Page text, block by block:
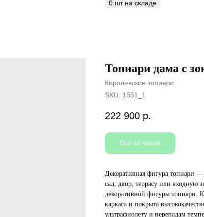
Топиари дама с
Королевские топиари
SKU: 1551_1
222 900 р.
Out of stock
Декоративная фигура топиари —
сад, двор, террасу или входную
декоративной фигуры топиари.
каркаса и покрыта
ультрафиолету и перепадам